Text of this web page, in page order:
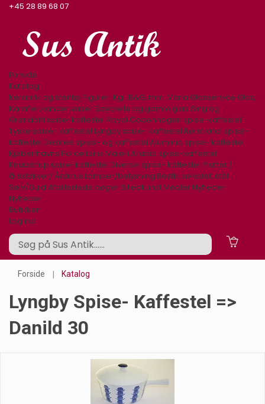
+45 28 89 68 07
Forside
Katalog
Keramik og stentøj Figurer. Kgl. B&G, mm. Varia Glasservice Glas,
Karafler,kander,vaser Specielle og gamle glas Bing og
Grøndahl spise-kaffestel Royal Copenhagen spise-kaffestel
Tyske spise- kaffestel Lyngby spise- kaffestel Rørstrand spise-
kaffestel Desiree spise- og kaffestel Aluminia spise- kaffestel
Kjøbenhavns Porcellains Maleri Arabia spise-kaffestel
Knabstrup spise-kaffestel Diverse spise- kaffestel Platter /
årsklokker/ Årskrus Lamper/belysning Bestik sølvplet, stål
Sølv/Guld Afbilledede bøger Billedkunst Møbler Nyheder
Nyheder
Butikken
Log ind
Forside Katalog
Lyngby Spise- Kaffestel =>
Danild 30